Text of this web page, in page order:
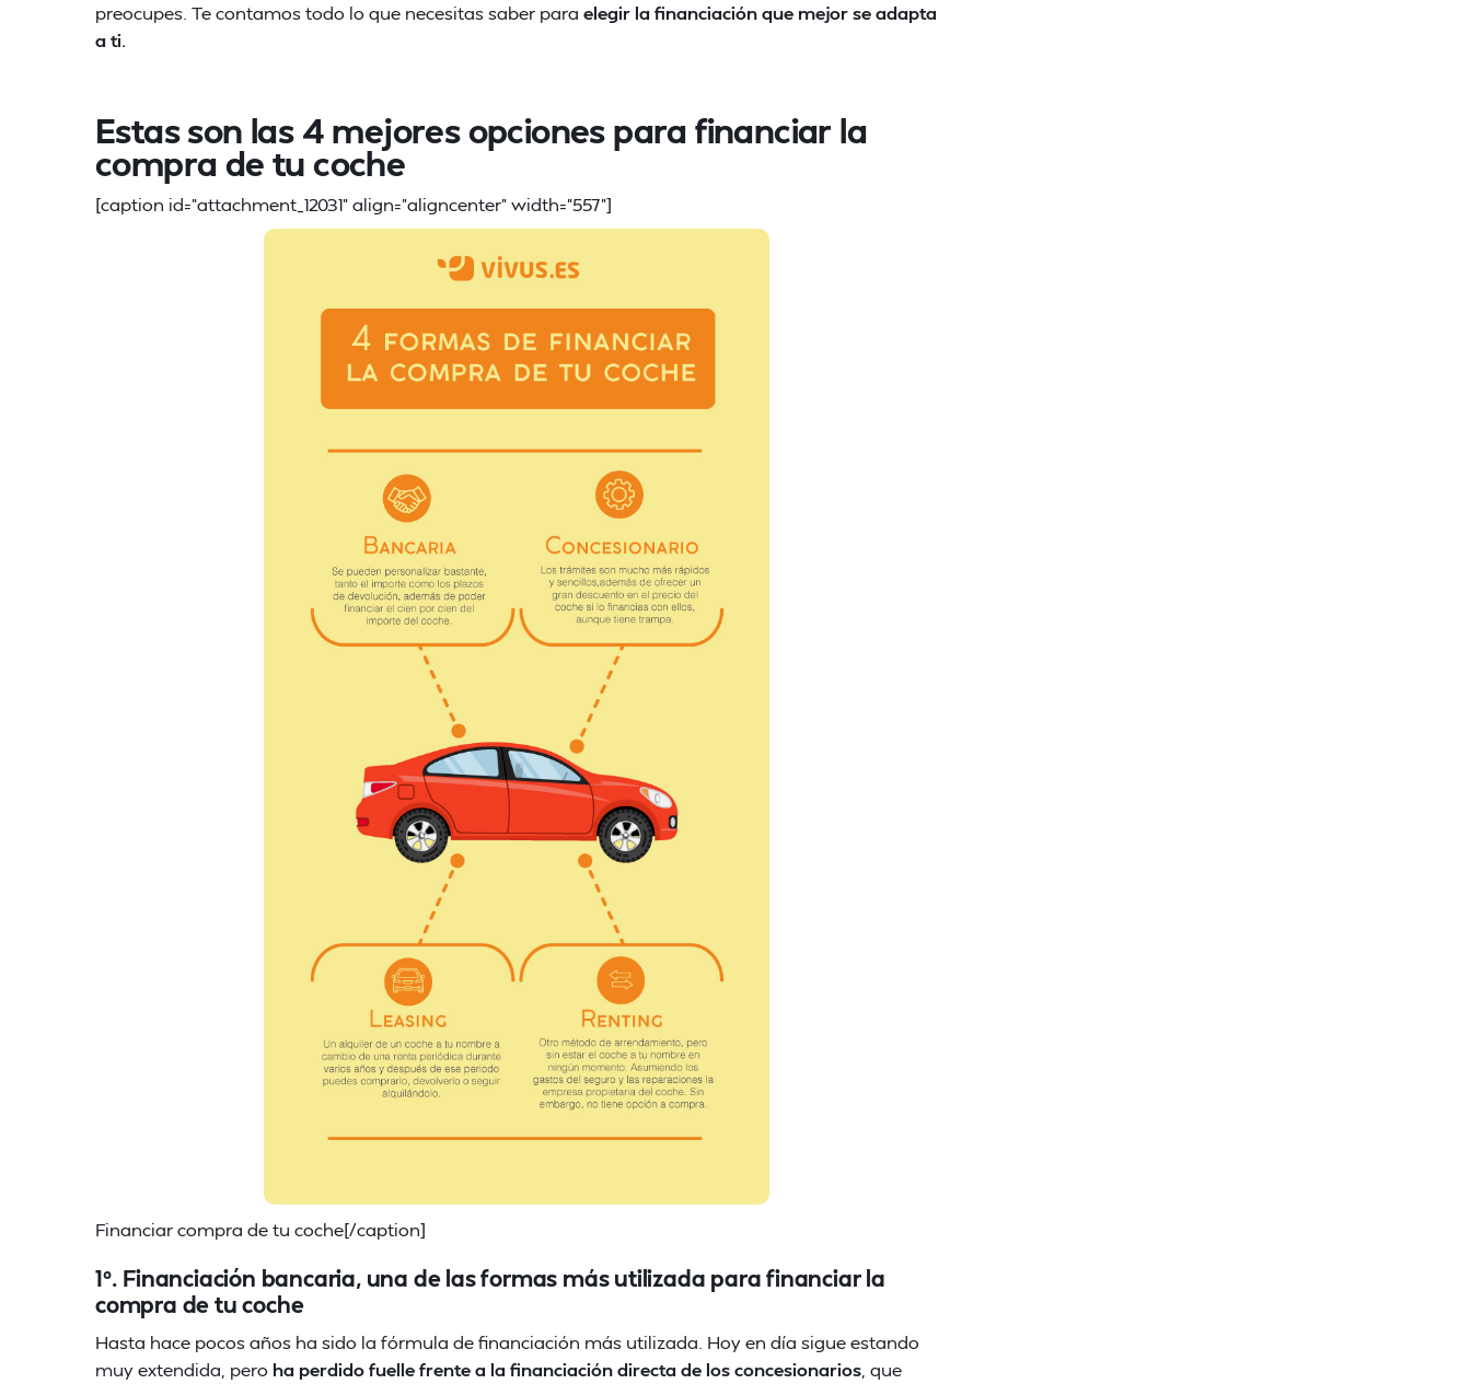
preocupes. Te contamos todo lo que necesitas saber para elegir la financiación que mejor se adapta
a ti.
Estas son las 4 mejores opciones para financiar la
compra de tu coche
[caption id="attachment_12031" align="aligncenter" width="557"]
Financiar compra de tu coche[/caption]
1º. Financiación bancaria, una de las formas más utilizada para financiar la
compra de tu coche
Hasta hace pocos años ha sido la fórmula de financiación más utilizada. Hoy en día sigue estando
muy extendida, pero ha perdido fuelle frente a la financiación directa de los concesionarios , que